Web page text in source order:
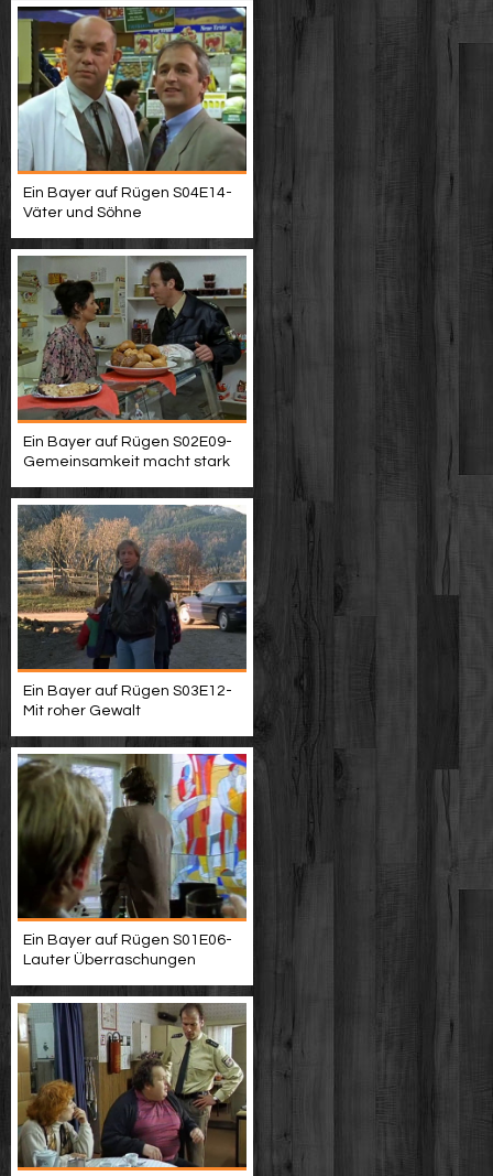
Ein Bayer auf Rügen S04E14-
Väter und Söhne
Ein Bayer auf Rügen S02E09-
Gemeinsamkeit macht stark
Ein Bayer auf Rügen S03E12-
Mit roher Gewalt
Ein Bayer auf Rügen S01E06-
Lauter Überraschungen